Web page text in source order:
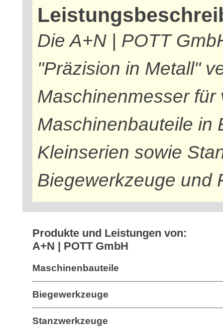
Die A+N | POTT
"Präzision in Metall"
Maschinenmesser
Maschinenbauteile in
Kleinserien sowie
Biegewerkzeuge und
Produkte und Leistungen von:
A+N | POTT GmbH
Maschinenbauteile
Biegewerkzeuge
Stanzwerkzeuge